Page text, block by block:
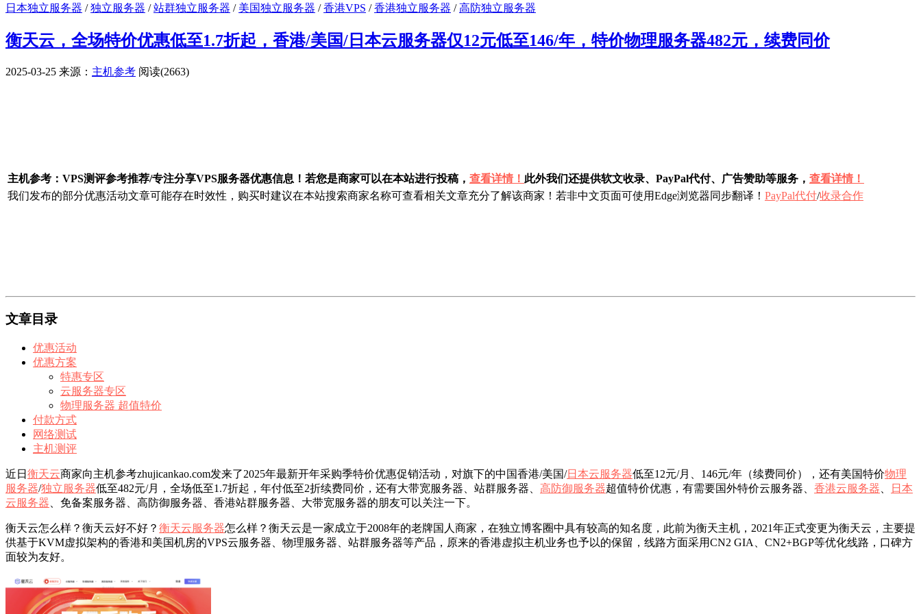
日本独立服务器 /独立服务器 /站群独立服务器 / 美国独立服务器 /香港VPS /香港独立服务器 /高防独立服务器
衡天云，全场特价优惠低至1.7折起，香港/美国/日本云服务器仅12元低至146/年，特价物理服务器482元，续费同价
2025-03-25 来源： 主机参考 阅读(2663)
主机参考：VPS测评参考推荐/专注分享VPS服务器优惠信息！若您是商家可以在本站进行投稿， 查看详情！ 此外我们还提供软文收录、PayPal代付、广告赞助等服务， 查看详情！
我们发布的部分优惠活动文章可能存在时效性，购买时建议在本站搜索商家名称可查看相关文章充分了解该商家！若非中文页面可使用Edge浏览器同步翻译！ PayPal代付/收录合作
文章目录
优惠活动
优惠方案
特惠专区
云服务器专区
物理服务器 超值特价
付款方式
网络测试
主机测评
近日 衡天云商家向主机参考zhujicankao.com发来了2025年最新开年采购季特价优惠促销活动，对旗下的中国香港/美国/日本云服务器低至12元/月、146元/年（续费同价），还有美国特价物理
服务器/独立服务器低至482元/月，全场低至1.7折起，年付低至2折续费同价，还有大带宽服务器、站群服务器、 高防御服务器超值特价优惠，有需要国外特价云服务器、 香港云服务器
日本
云服务器 、免备案服务器、高防御服务器、香港站群服务器、大带宽服务器的朋友可以关注一下。
衡天云怎么样？衡天云好不好？ 衡天云服务器怎么样？衡天云是一家成立于2008年的老牌国人商家，在独立博客圈中具有较高的知名度，此前为衡天主机，2021年正式变更为衡天云，主要提
供基于KVM虚拟架构的香港和美国机房的VPS云服务器、物理服务器、站群服务器等产品，原来的香港虚拟主机业务也予以的保留，线路方面采用CN2 GIA、CN2+BGP等优化线路，口碑方
面较为友好。